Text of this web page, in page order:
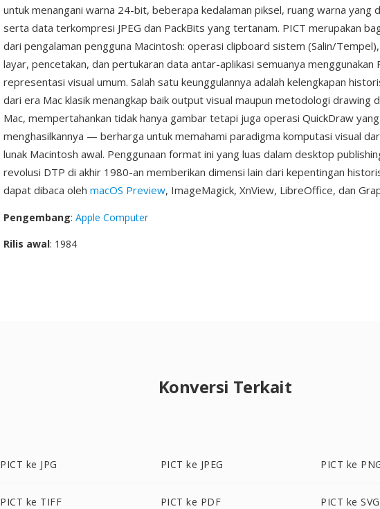
untuk menangani warna 24-bit, beberapa kedalaman piksel, ruang warna yang
serta data terkompresi JPEG dan PackBits yang tertanam. PICT merupakan
dari pengalaman pengguna Macintosh: operasi clipboard sistem (Salin/
layar, pencetakan, dan pertukaran data antar-aplikasi semuanya menggunakan
representasi visual umum. Salah satu keunggulannya adalah kelengkapan
dari era Mac klasik menangkap baik output visual maupun metodologi drawing
Mac, mempertahankan tidak hanya gambar tetapi juga operasi QuickDraw yang
menghasilkannya — berharga untuk memahami paradigma komputasi visual
lunak Macintosh awal. Penggunaan format ini yang luas dalam desktop
revolusi DTP di akhir 1980-an memberikan dimensi lain dari kepentingan
dapat dibaca oleh macOS Preview, ImageMagick, XnView, LibreOffice, dan
Pengembang: Apple Computer
Rilis awal: 1984
Konversi Terkait
PICT ke JPG PICT ke JPEG PICT ke
PICT ke TIFF PICT ke PDF PICT ke SVG